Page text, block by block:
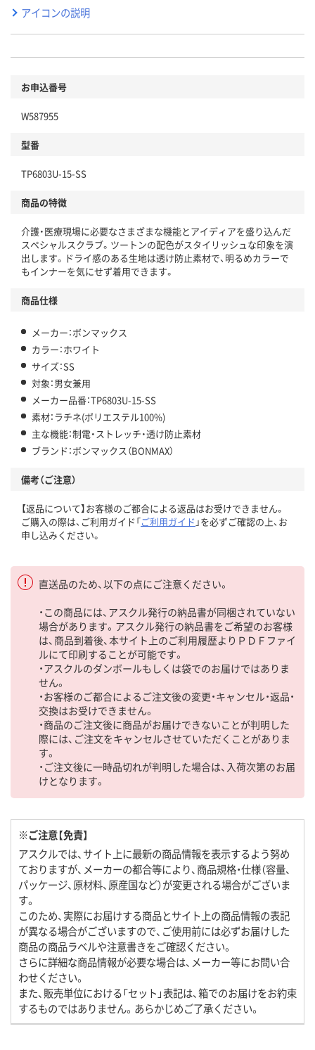
アイコンの説明
お申込番号
W587955
型番
TP6803U-15-SS
商品の特徴
介護・医療現場に必要なさまざまな機能とアイディアを盛り込んだ
スペシャルスクラブ。ツートンの配色がスタイリッシュな印象を演
出します。ドライ感のある生地は透け防止素材で、明るめカラーで
もインナーを気にせず着用できます。
商品仕様
メーカー：ボンマックス
カラー：ホワイト
サイズ：SS
対象：男女兼用
メーカー品番：TP6803U-15-SS
素材：ラチネ(ポリエステル100%)
主な機能：制電・ストレッチ・透け防止素材
ブランド：ボンマックス（BONMAX）
備考（ご注意）
【返品について】お客様のご都合による返品はお受けできません。
ご購入の際は、ご利用ガイド「ご利用ガイド 」を必ずご確認の上、お
申し込みください。
直送品のため、以下の点にご注意ください。
・この商品には、アスクル発行の納品書が同梱されていない
場合があります。アスクル発行の納品書をご希望のお客様
は、商品到着後、本サイト上のご利用履歴よりＰＤＦファイ
ルにて印刷することが可能です。
・アスクルのダンボールもしくは袋でのお届けではありま
せん。
・お客様のご都合によるご注文後の変更・キャンセル・返品・
交換はお受けできません。
・商品のご注文後に商品がお届けできないことが判明した
際には、ご注文をキャンセルさせていただくことがありま
す。
・ご注文後に一時品切れが判明した場合は、入荷次第のお届
けとなります。
※ご注意【免責】
アスクルでは、サイト上に最新の商品情報を表示するよう努め
ておりますが、メーカーの都合等により、商品規格・仕様（容量、
パッケージ、原材料、原産国など）が変更される場合がございま
す。
このため、実際にお届けする商品とサイト上の商品情報の表記
が異なる場合がございますので、ご使用前には必ずお届けした
商品の商品ラベルや注意書きをご確認ください。
さらに詳細な商品情報が必要な場合は、メーカー等にお問い合
わせください。
また、販売単位における「セット」表記は、箱でのお届けをお約束
するものではありません。あらかじめご了承ください。